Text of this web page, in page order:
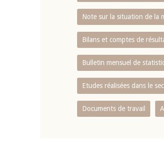
Note sur la situation de la
Bilans et comptes de
Bulletin mensuel de
Etudes réalisées dans le
Documents de travail